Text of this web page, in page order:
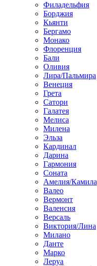
Филадельфия
Борджия
Кьянти
Бергамо
Монако
Флоренция
Бали
Оливия
Лира/Пальмира
Венеция
Грета
Сатори
Галатея
Мелиса
Милена
Эльза
Кардинал
Дарина
Гармония
Соната
Амелия/Камила
Валео
Вермонт
Валенсия
Версаль
Виктория/Лина
Милано
Данте
Марко
Леруа